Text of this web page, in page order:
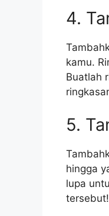
4.
kamu.
Buatlah
5.
hingga
lupa
tersebut!